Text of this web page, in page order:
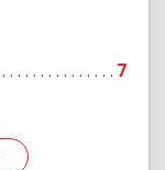
7
Подробнее